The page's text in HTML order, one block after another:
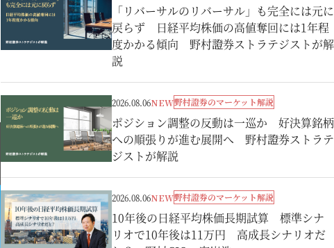
「リバーサルのリバーサル」も完全には元に
戻らず 日経平均株価の高値奪回には1年程
度かかる傾向 野村證券ストラテジストが解
説
2026.08.06NEW野村證券のマーケット解説
ポジション調整の反動は一巡か 好決算銘柄
への順張りが進む展開へ 野村證券ストラテ
ジストが解説
2026.08.06NEW野村證券のマーケット解説
10年後の日経平均株価長期試算 標準シナ
リオで10年後は11万円 高成長シナリオだ